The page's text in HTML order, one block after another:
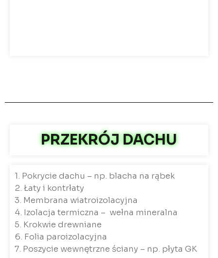
PRZEKRÓJ DACHU
1. Pokrycie dachu – np. blacha na rąbek
2. Łaty i kontrłaty
3. Membrana wiatroizolacyjna
4. Izolacja termiczna – wełna mineralna
5. Krokwie drewniane
6. Folia paroizolacyjna
7. Poszycie wewnętrzne ściany – np. płyta GK